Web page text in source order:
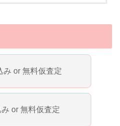
み or 無料仮査定
or 無料仮査定